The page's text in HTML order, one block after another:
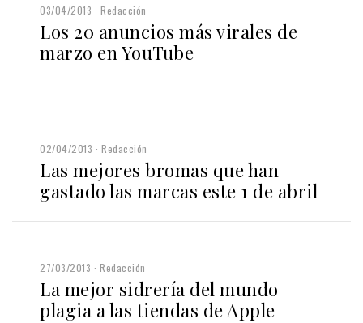
03/04/2013 Redacción
Los 20 anuncios más virales de
marzo en YouTube
02/04/2013 Redacción
Las mejores bromas que han
gastado las marcas este 1 de abril
27/03/2013 Redacción
La mejor sidrería del mundo
plagia a las tiendas de Apple